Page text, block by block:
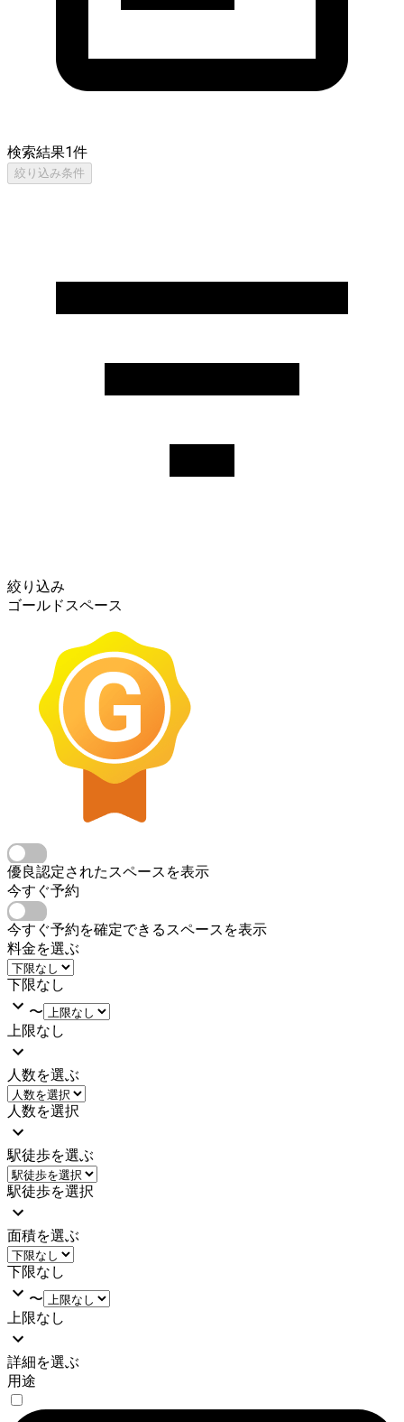
検索結果1件
絞り込み条件
絞り込み
ゴールドスペース
優良認定されたスペースを表示
今すぐ予約
今すぐ予約を確定できるスペースを表示
料金を選ぶ
下限なし
〜
上限なし
人数を選ぶ
人数を選択
駅徒歩を選ぶ
駅徒歩を選択
面積を選ぶ
下限なし
〜
上限なし
詳細を選ぶ
用途